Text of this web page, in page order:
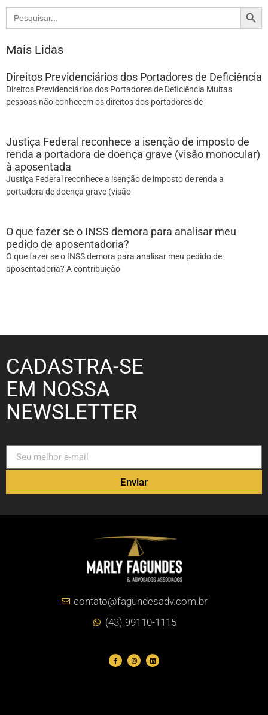
Search
for:
Mais Lidas
Direitos Previdenciários dos Portadores de Deficiência
Direitos Previdenciários dos Portadores de Deficiência Muitas
pessoas não conhecem os direitos dos portadores de
Justiça Federal reconhece a isenção de imposto de
renda a portadora de doença grave (visão monocular)
à aposentada
Justiça Federal reconhece a isenção de imposto de renda a
portadora de doença grave (visão
O que fazer se o INSS demora para analisar meu
pedido de aposentadoria?
O que fazer se o INSS demora para analisar meu pedido de
aposentadoria? A contribuição
CADASTRA-SE
EM NOSSA
NEWSLETTER
Enviar
contato@fagundesadv.com.br
(43) 99110-1115